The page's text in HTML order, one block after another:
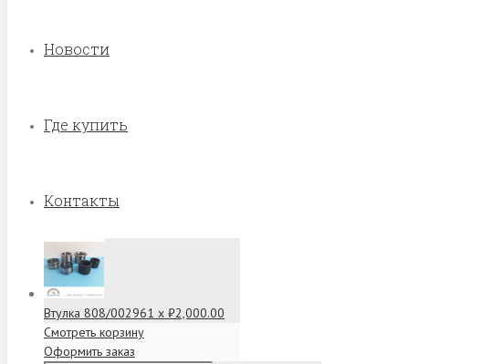
Новости
Где купить
Контакты
Втулка 808/002961 x ₽2,000.00
Смотреть корзину
Оформить заказ